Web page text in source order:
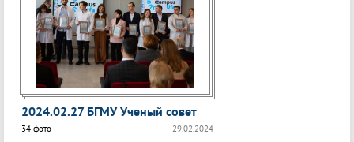
2024.02.27 БГМУ Ученый совет
29.02.2024
34 фото